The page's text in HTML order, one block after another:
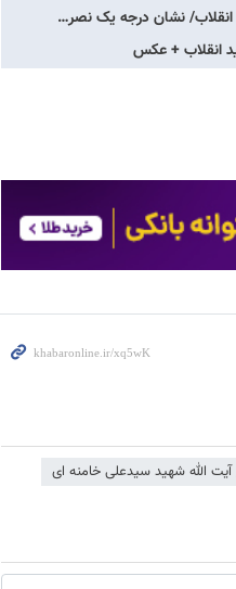
انقلاب/ نشان درجه یک نصر…
انقلاب + عکس
الله شهید سیدعلی خامنه ای